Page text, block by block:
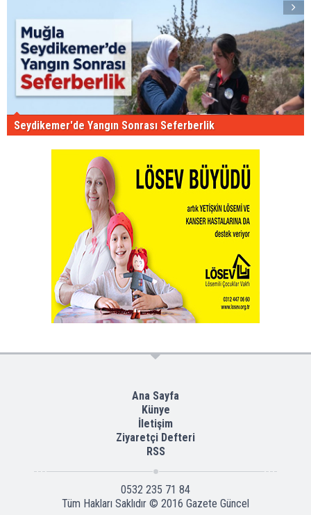
Seydikemer'de Yangın Sonrası Seferberlik
Ana Sayfa
Künye
İletişim
Ziyaretçi Defteri
RSS
0532 235 71 84
Tüm Hakları Saklıdır © 2016 Gazete Güncel